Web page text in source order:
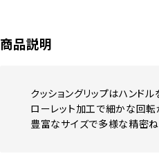
商品説明
クッショングリップはハンド
ローレット加工で細かな回転
豊富なサイズで多様な精密ね